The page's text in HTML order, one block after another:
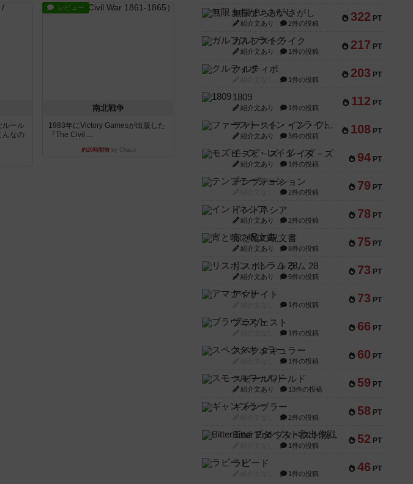
ルール
んなの
レビュー
南北戦争
1983年にVictory Gamesが出版した
『The Civil ...
約20時間前by Chaco
322 PT
無限まちがいさがし
紹介文あり 2件の投稿
217 PT
ガルフストライク
紹介文あり 1件の投稿
203 PT
クルティボ
1件の投稿
112 PT
1809
紹介文あり 1件の投稿
108 PT
ファースト・イン・フライト
紹介文あり 3件の投稿
94 PT
モズビ－ズ・レイダ－ズ
紹介文あり 1件の投稿
79 PT
テンプテーション
2件の投稿
78 PT
インドネシア
紹介文あり 2件の投稿
75 PT
宵と暁の呪文書
紹介文あり 8件の投稿
73 PT
リスボン・トラム 28
紹介文あり 9件の投稿
73 PT
アマナイト
1件の投稿
66 PT
ブラヴェスト
1件の投稿
60 PT
スペクタキュラー
1件の投稿
59 PT
スモールワールド
紹介文あり 13件の投稿
58 PT
ギャンブラー
2件の投稿
52 PT
Bitter End ブタペスト救出作戦
1件の投稿
46 PT
ラピード
1件の投稿